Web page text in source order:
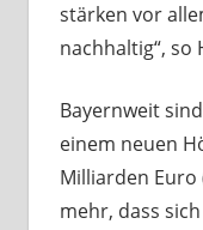
stärken vor
nachhaltig“, so
Bayernweit
einem neuen
Milliarden Euro
mehr, dass